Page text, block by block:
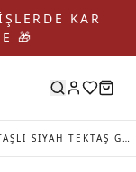
KAR
🎁
GIFT KOLEKSIYONU KENAR TAŞLI SIYAH TEKTAŞ GÜMÜŞ YÜZÜK